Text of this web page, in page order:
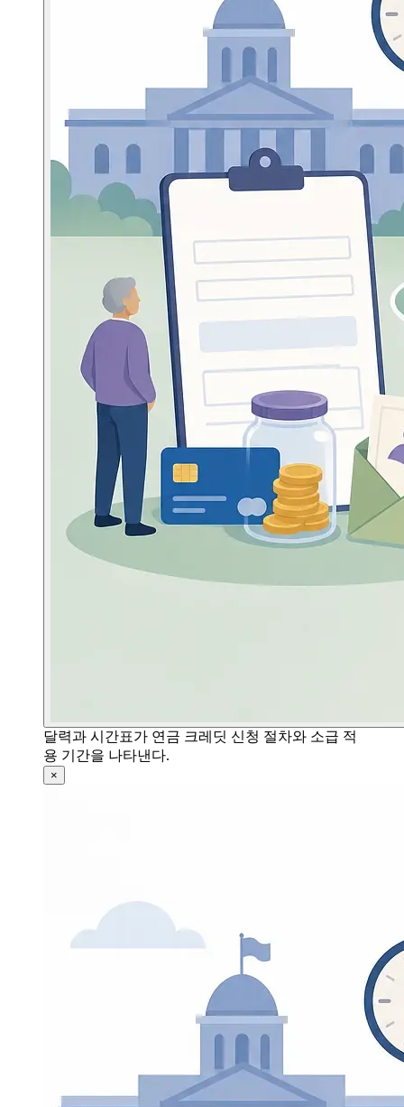
달력과 시간표가 연금 크레딧 신청 절차와 소급 적
용 기간을 나타낸다.
×